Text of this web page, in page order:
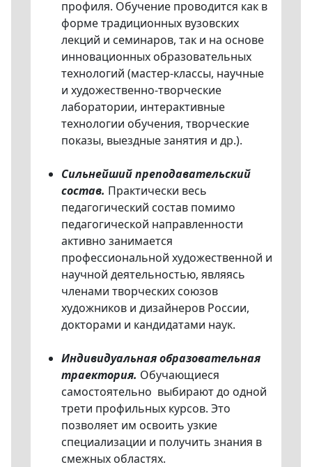
профиля. Обучение проводится как в
форме традиционных вузовских
лекций и семинаров, так и на основе
инновационных образовательных
технологий (мастер-классы, научные
и художественно-творческие
лаборатории, интерактивные
технологии обучения, творческие
показы, выездные занятия и др.).
Сильнейший преподавательский
состав. Практически весь
педагогический состав помимо
педагогической направленности
активно занимается
профессиональной художественной и
научной деятельностью, являясь
членами творческих союзов
художников и дизайнеров России,
докторами и кандидатами наук.
Индивидуальная образовательная
траектория. Обучающиеся
самостоятельно выбирают до одной
трети профильных курсов. Это
позволяет им освоить узкие
специализации и получить знания в
смежных областях.